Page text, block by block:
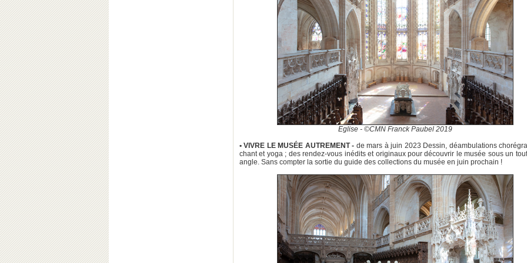
Eglise - ©CMN Franck Paubel 2019
• VIVRE LE MUSÉE AUTREMENT - de mars à juin 2023 Dessin, déambulations
chant et yoga ; des rendez-vous inédits et originaux pour découvrir le musée sous un
angle. Sans compter la sortie du guide des collections du musée en juin prochain !